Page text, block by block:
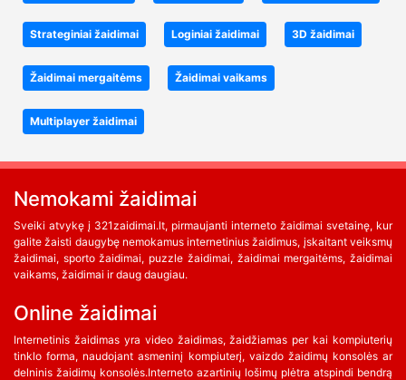
Strateginiai žaidimai Loginiai žaidimai 3D žaidimai
Žaidimai mergaitėms Žaidimai vaikams
Multiplayer žaidimai
Nemokami žaidimai
Sveiki atvykę į 321zaidimai.lt, pirmaujanti interneto žaidimai svetainę, kur
galite žaisti daugybę nemokamus internetinius žaidimus, įskaitant veiksmų
žaidimai, sporto žaidimai, puzzle žaidimai, žaidimai mergaitėms, žaidimai
vaikams, žaidimai ir daug daugiau.
Online žaidimai
Internetinis žaidimas yra video žaidimas, žaidžiamas per kai kompiuterių
tinklo forma, naudojant asmeninį kompiuterį, vaizdo žaidimų konsolės ar
delninis žaidimų konsolės.Interneto azartinių lošimų plėtra atspindi bendrą